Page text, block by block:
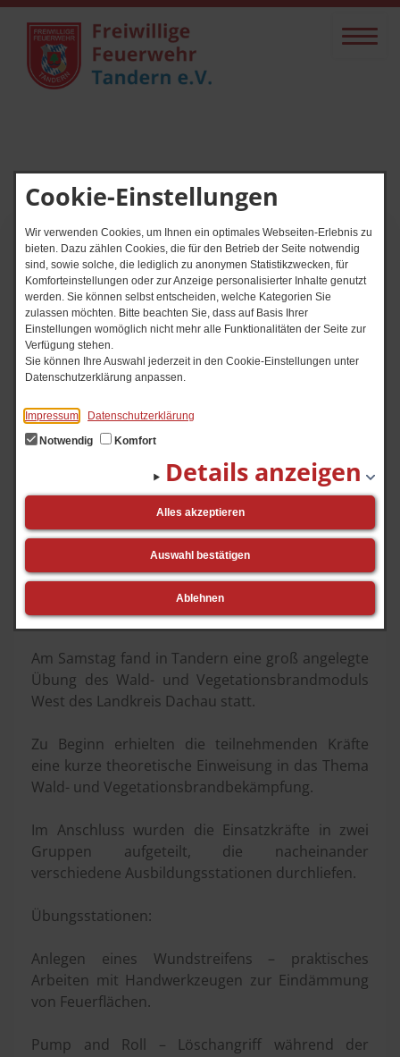
Cookie-Einstellungen
Wir verwenden Cookies, um Ihnen ein optimales Webseiten-Erlebnis zu
bieten. Dazu zählen Cookies, die für den Betrieb der Seite notwendig
sind, sowie solche, die lediglich zu anonymen Statistikzwecken, für
Komforteinstellungen oder zur Anzeige personalisierter Inhalte genutzt
werden. Sie können selbst entscheiden, welche Kategorien Sie
zulassen möchten. Bitte beachten Sie, dass auf Basis Ihrer
Einstellungen womöglich nicht mehr alle Funktionalitäten der Seite zur
Verfügung stehen.
Sie können Ihre Auswahl jederzeit in den Cookie-Einstellungen unter
Datenschutzerklärung anpassen.
Impressum
Datenschutzerklärung
Notwendig
Komfort
Details anzeigen
Alles akzeptieren
Auswahl bestätigen
Ablehnen
Start Übung Wald- und Vegetationsbrand
Übung Wald- und
Vegetationsbrand
Am Samstag fand in Tandern eine groß angelegte
Übung des Wald- und Vegetationsbrandmoduls
West des Landkreis Dachau statt.
Zu Beginn erhielten die teilnehmenden Kräfte
eine kurze theoretische Einweisung in das Thema
Wald- und Vegetationsbrandbekämpfung.
Im Anschluss wurden die Einsatzkräfte in zwei
Gruppen aufgeteilt, die nacheinander
verschiedene Ausbildungsstationen durchliefen.
Übungsstationen:
Anlegen eines Wundstreifens – praktisches
Arbeiten mit Handwerkzeugen zur Eindämmung
von Feuerflächen.
Pump and Roll – Löschangriff während der